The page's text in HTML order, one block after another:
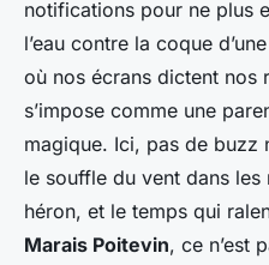
notifications pour ne plus
l’eau contre la coque
où nos écrans dictent nos
s’impose comme une
magique. Ici, pas de buzz
le souffle du vent dans les
héron, et le temps qui
Marais Poitevin, ce n’est